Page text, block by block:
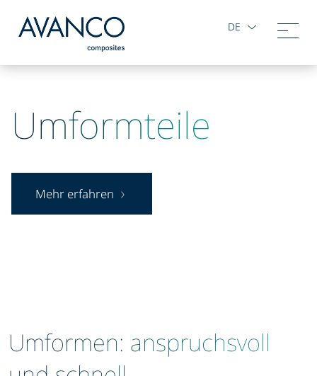
DE
Umformteile
Mehr erfahren
Umformen: anspruchsvoll